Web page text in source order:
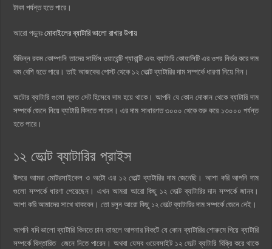
টাকা পর্যন্ত হতে পারে।
আরো পড়ুনঃমোবাইলের ব্যাটারি ভালো রাখার উপায়
বিভিন্ন রকম কোম্পানি তাদের সার্ভিস ওয়ারেন্টি গ্যারান্টি এবং ব্যাটারি কোয়ালিটি এর ওপর নির্ভর করে দাম
কম বেশি হতে পারে। তাই আজকের পোস্ট থেকে ১২ ভোল্ট ব্যাটারির দাম সম্পর্কে ধারণা নিয়ে নিন।
অটোর ব্যাটারি গুলো মূলত সেট হিসেবে দাম হয়ে থাকে। আপনি যে কোন দোকান থেকে ব্যাটারি দাম
সম্পর্কে জেনে নিয়ে ব্যাটারি কিনতে পারেন। এর দাম সাধারণত ৩০০০ থেকে শুরু করে ১৩০০০ পর্যন্ত
হতে পারে।
১২ ভোল্ট ব্যাটারির প্রাইস
উপরে আমরা মোটরসাইকেল ও অটো এর ১২ ভোল্ট ব্যাটারির দাম জেনেছি। আশা করি আপনি দাম
গুলো সম্পর্কে ধারণা পেয়েছেন। এখন আমরা আরো কিছু ১২ ভোল্ট ব্যাটারির দাম সম্পর্কে জানব।
আশা করি আমাদের সাথে থাকবেন। তো চলুন আরো কিছু ১২ ভোল্ট ব্যাটারির দাম সম্পর্কে জেনে নেই।
আপনি যদি ভালো ব্যাটারি কিনতে চান তাহলে আপনার নিকটে যে কোন ব্যাটারির শোরুমে গিয়ে ব্যাটারি
সম্পর্কে বিস্তারিত জেনে নিতে পারেন। অথবা যেসব ওয়েবসাইট ১২ ভোল্ট ব্যাটারি বিক্রি করে থাকে